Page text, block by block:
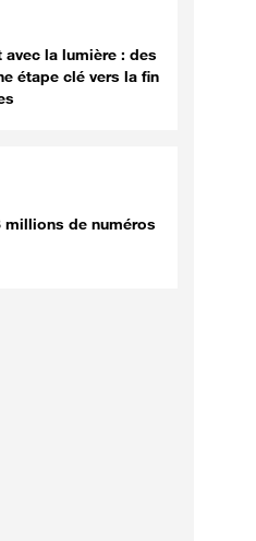
la lumière : des
étape clé vers la fin
millions de numéros